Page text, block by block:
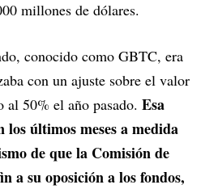
millones de dólares.
conocido como GBTC, era
con un ajuste sobre el valor
al 50% el año pasado. Esa
los últimos meses a medida
de que la Comisión de
a su oposición a los fondos,